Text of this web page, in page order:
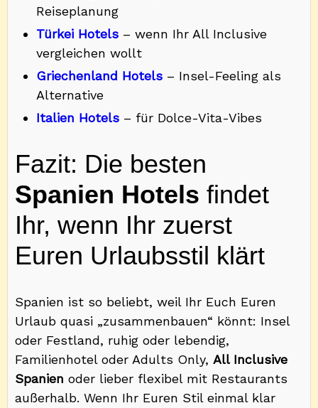
Reiseplanung
Türkei Hotels – wenn Ihr All Inclusive
vergleichen wollt
Griechenland Hotels – Insel-Feeling als
Alternative
Italien Hotels – für Dolce-Vita-Vibes
Fazit: Die besten
Spanien Hotels findet
Ihr, wenn Ihr zuerst
Euren Urlaubsstil klärt
Spanien ist so beliebt, weil Ihr Euch Euren
Urlaub quasi „zusammenbauen“ könnt: Insel
oder Festland, ruhig oder lebendig,
Familienhotel oder Adults Only, All Inclusive
Spanien oder lieber flexibel mit Restaurants
außerhalb. Wenn Ihr Euren Stil einmal klar